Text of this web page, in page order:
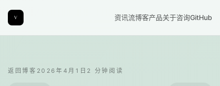
资讯流博客产品关于咨询GitHub
返回博客 2026年4月1日 2 分钟阅读